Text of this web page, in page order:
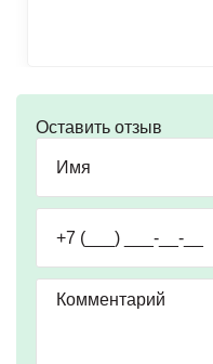
Оставить отзыв